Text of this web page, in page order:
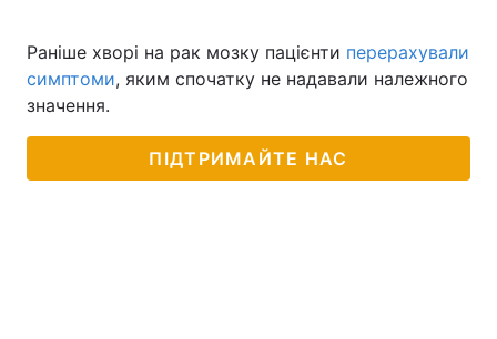
Раніше хворі на рак мозку пацієнти перерахували
симптоми, яким спочатку не надавали належного
значення.
ПІДТРИМАЙТЕ НАС